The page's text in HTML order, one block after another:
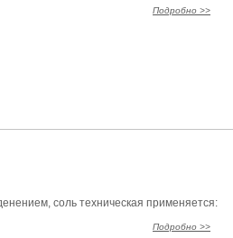
Подробно >>
соль техническая применяется:
Подробно >>